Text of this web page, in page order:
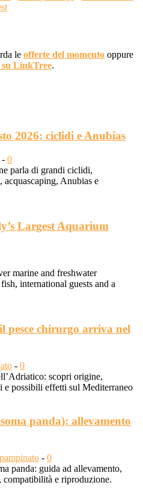
le offerte del momento oppure
su LinkTree.
2026: ciclidi e Anubias
- 0
parla di grandi ciclidi,
Anubias e
Largest Aquarium
marine and freshwater
international guests and a
pesce chirurgo arriva nel
- 0
scopri origine,
e possibili effetti sul Mediterraneo
panda): allevamento
- 0
panda: guida ad allevamento,
compatibilità e riproduzione.